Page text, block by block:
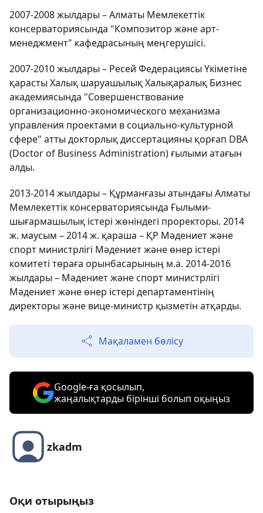
2007-2008 жылдары – Алматы Мемлекеттік
консерваториясында "Композитор және арт-
менеджмент" кафедрасының меңгерушісі.
2007-2010 жылдары – Ресей Федерациясы Үкіметіне
қарасты Халық шаруашылық Халықаралық Бизнес
академиясында "Совершенствование
организационно-экономического механизма
управления проектами в социально-культурной
сфере" атты докторлық диссертацияны қорғап DBA
(Doctor of Business Administration) ғылыми атағын
алды.
2013-2014 жылдары – Құрманғазы атындағы Алматы
Мемлекеттік консерваториясында Ғылыми-
шығармашылық істері жөніндегі проректоры. 2014
ж. маусым – 2014 ж. қараша – ҚР Мәдениет және
спорт министрлігі Мәдениет және өнер істері
комитеті төраға орынбасарының м.а. 2014-2016
жылдары – Мәдениет және спорт министрлігі
Мәдениет және өнер істері департаментінің
директоры және вице-министр қызметін атқарды.
Мақаламен бөлісу
Google-ға қосылып,
жаңалықтарды бірінші болып оқыңыз
zkadm
Оқи отырыңыз